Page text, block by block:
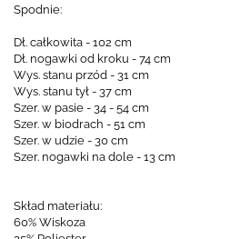
Spodnie:
Dł. całkowita - 102 cm
Dł. nogawki od kroku - 74 cm
Wys. stanu przód - 31 cm
Wys. stanu tył - 37 cm
Szer. w pasie - 34 - 54 cm
Szer. w biodrach - 51 cm
Szer. w udzie - 30 cm
Szer. nogawki na dole - 13 cm
Skład materiału:
60% Wiskoza